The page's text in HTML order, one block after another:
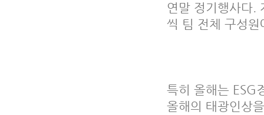
연말 정기행사다.
씩 팀 전체 구성원
특히 올해는 ESG
올해의 태광인상